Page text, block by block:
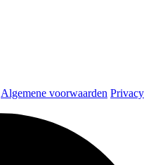
Algemene voorwaarden Privacy